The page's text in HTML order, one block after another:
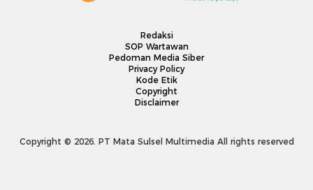
Redaksi
SOP Wartawan
Pedoman Media Siber
Privacy Policy
Kode Etik
Copyright
Disclaimer
Copyright © 2026. PT Mata Sulsel Multimedia All rights reserved